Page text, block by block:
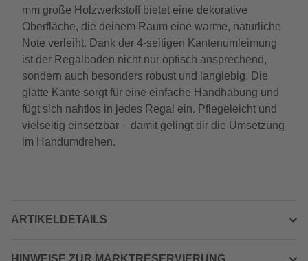
mm große Holzwerkstoff bietet eine dekorative
Oberfläche, die deinem Raum eine warme, natürliche
Note verleiht. Dank der 4-seitigen Kantenumleimung
ist der Regalboden nicht nur optisch ansprechend,
sondern auch besonders robust und langlebig. Die
glatte Kante sorgt für eine einfache Handhabung und
fügt sich nahtlos in jedes Regal ein. Pflegeleicht und
vielseitig einsetzbar – damit gelingt dir die Umsetzung
im Handumdrehen.
ARTIKELDETAILS
HINWEISE ZUR MARKTRESERVIERUNG